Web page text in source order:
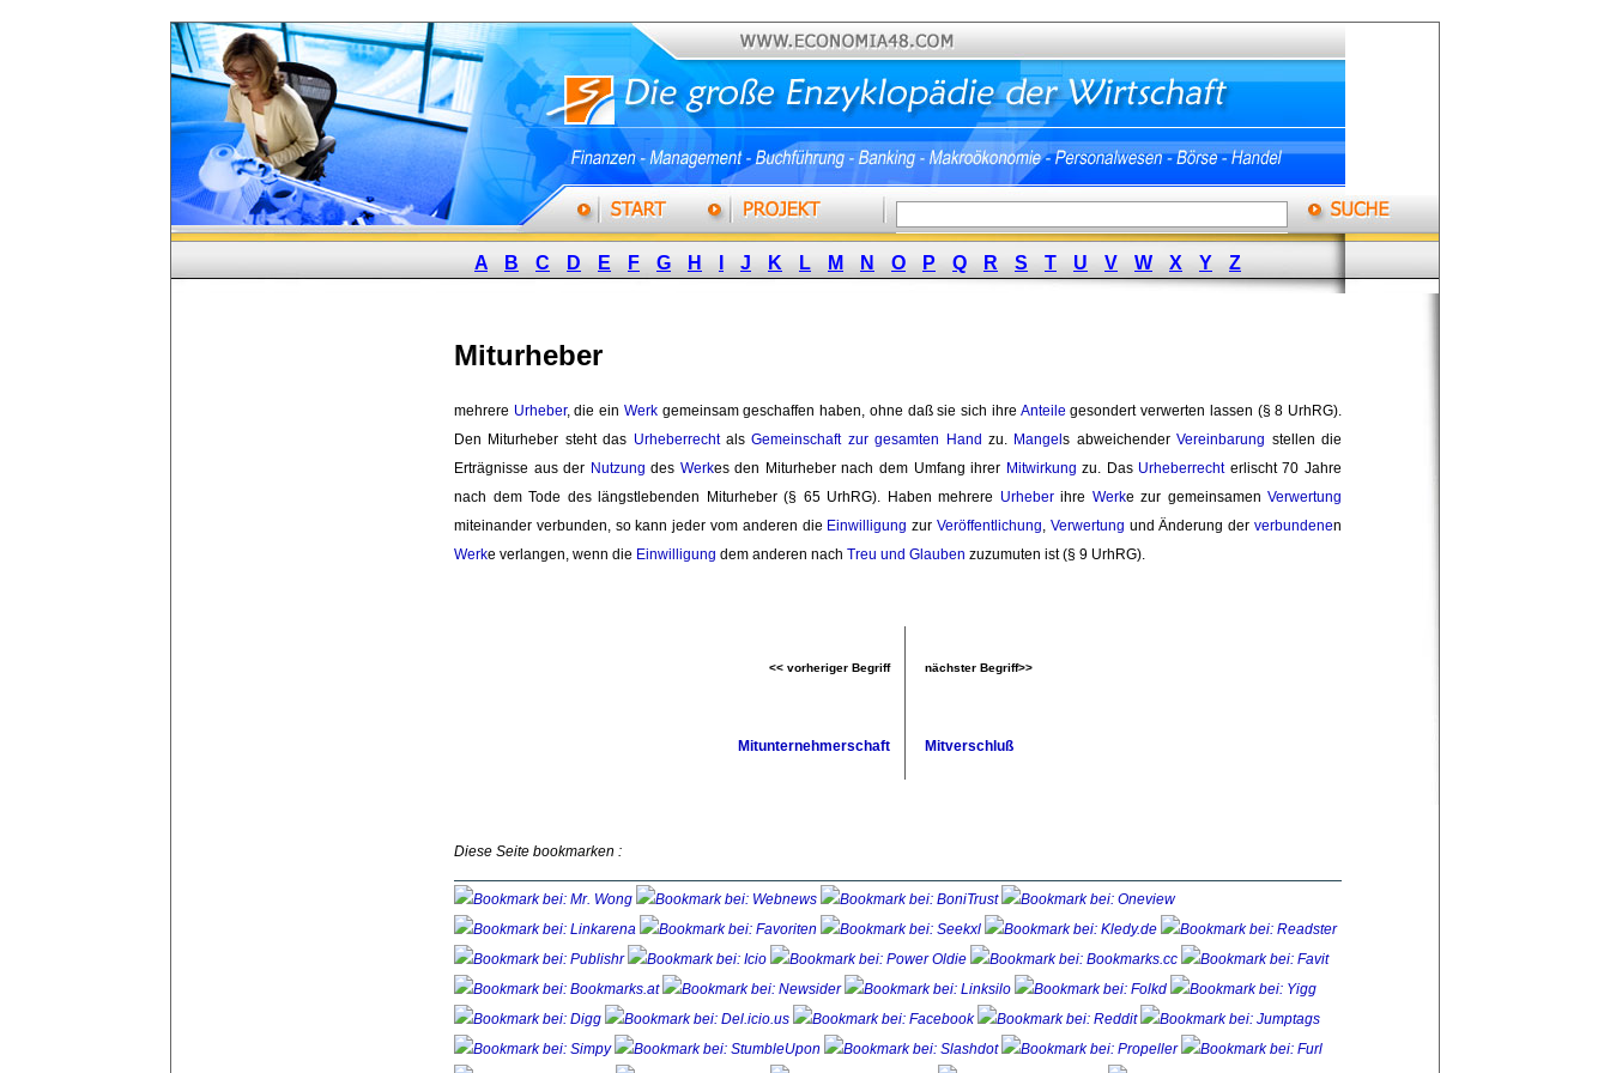
A B C D E F G H J K L M N O P Q R S T U V W X Y Z
Miturheber
mehrere Urheber, die ein Werkgemeinsam geschaffen haben, ohne daß sie sich ihre Anteile gesondert verwerten lassen (§ 8 UrhRG).
Den Miturheber steht das Urheberrechtals Gemeinschaft zur gesamten Hand zu. Mangels abweichenderVereinbarung stellen die
Erträgnisse aus der Nutzung des Werkes den Miturheber nach dem Umfang ihrer Mitwirkung zu. Das Urheberrechterlischt 70 Jahre
nach dem Tode des längstlebenden Miturheber (§ 65 UrhRG). Haben mehrere Urheberihre Werke zur gemeinsamen Verwertung
miteinander verbunden, so kann jeder vom anderen die Einwilligung zur Veröffentlichung, Verwertung und Änderung der verbundenen
Werke verlangen, wenn die Einwilligung dem anderen nach Treu und Glauben zuzumuten ist (§ 9 UrhRG).
<< vorheriger Begriff nächster Begriff>>
Mitunternehmerschaft Mitverschluß
Diese Seite bookmarken :